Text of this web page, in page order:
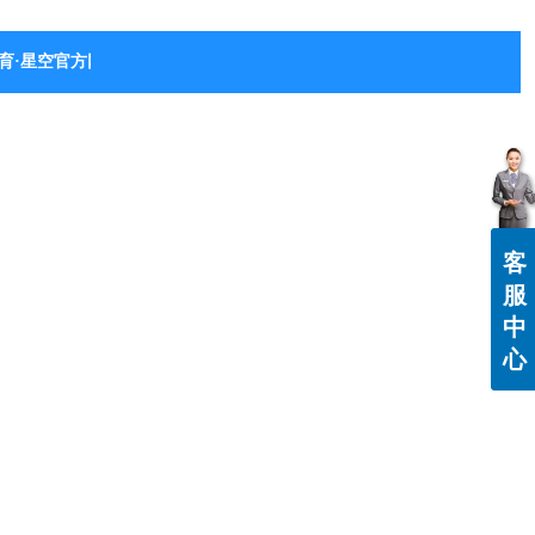
·星空官方网站-星空体育（中国）
客
服
中
心